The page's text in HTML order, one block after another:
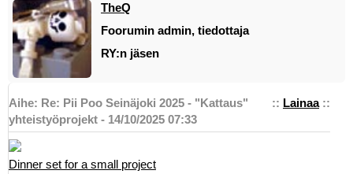
TheQ
Foorumin admin, tiedottaja
RY:n jäsen
:: Lainaa::
Aihe: Re: Pii Poo Seinäjoki 2025 - "Kattaus"
yhteistyöprojekt - 14/10/2025 07:33
Dinner set for a small project